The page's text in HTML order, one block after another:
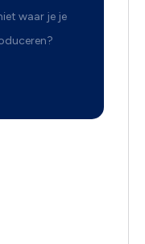
waar je je